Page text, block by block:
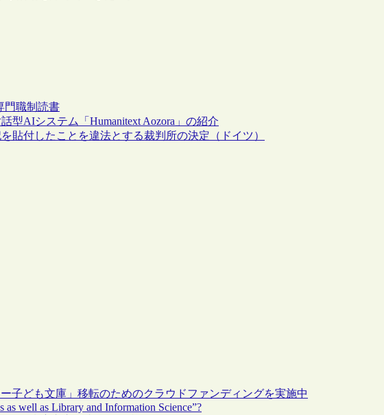
門職制 読書
型AIシステム「Humanitext Aozora」の紹介
貼付したことを違法とする裁判所の決定（ドイツ）
子ども文庫」移転のためのクラウドファンディングを実施中
as well as Library and Information Science”?